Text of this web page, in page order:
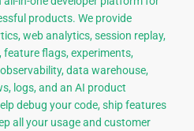
products. We provide
web analytics, session replay,
feature flags, experiments,
data warehouse,
logs, and an AI product
debug your code, ship features
all your usage and customer